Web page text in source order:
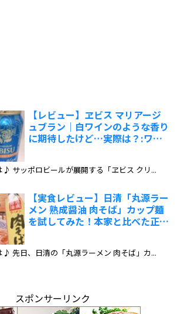
【レビュー】ヱビス マリアージ
ュブラン｜白ワインのような香り
に期待したけど…実際は？:ワイ
♪ サッポロビールが展開する「ヱビス クリ...
【実食レビュー】日清「丸源ラー
メン 熟成醤油 肉そば」カップ麺
を試してみた！本家と比べた正直
♪ 先日、日清の「丸源ラーメン 肉そば」カ...
スポンサーリンク